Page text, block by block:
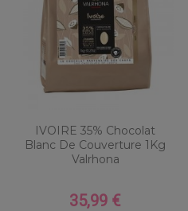
IVOIRE 35% Chocolat
Blanc De Couverture 1Kg
Valrhona
Prix
35,99 €